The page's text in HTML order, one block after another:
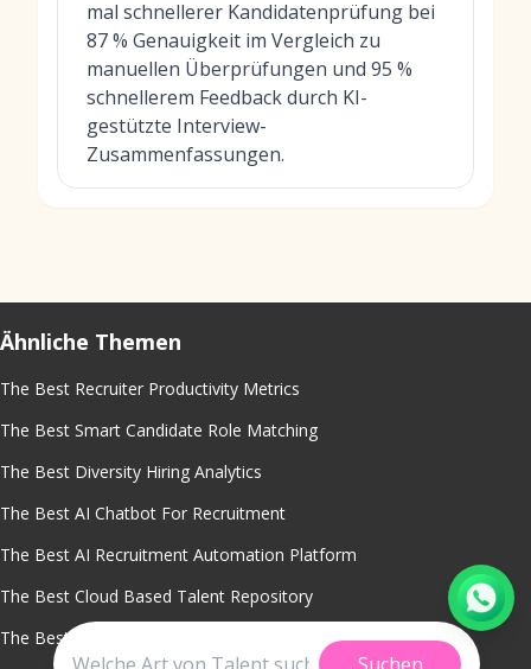
mal schnellerer Kandidatenprüfung bei
87 % Genauigkeit im Vergleich zu
manuellen Überprüfungen und 95 %
schnellerem Feedback durch KI-
gestützte Interview-
Zusammenfassungen.
Ähnliche Themen
The Best Recruiter Productivity Metrics
The Best Smart Candidate Role Matching
The Best Diversity Hiring Analytics
The Best AI Chatbot For Recruitment
The Best AI Recruitment Automation Platform
The Best Cloud Based Talent Repository
The Best Offer Acceptance Rate Reporting